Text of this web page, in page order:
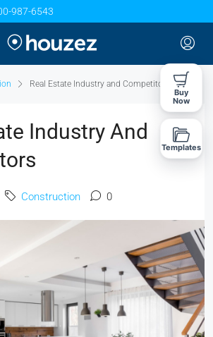
987-6543
Real Estate Industry and Competitors
Industry And
Construction 0
Buy
Now
Templates